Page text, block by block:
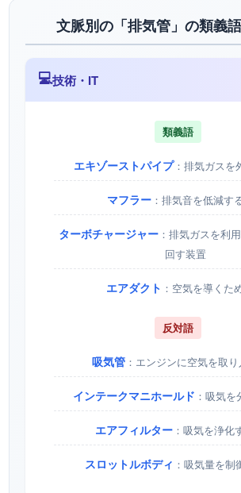
文脈別の「排気管」の類義
💻技術・IT
類義語
エキゾーストパイプ：排気ガスを
マフラー：排気音を低減す
ターボチャージャー：排気ガスを利
回す装置
エアダクト ：空気を導くた
反対語
吸気管：エンジンに空気を取
インテークマニホールド ：吸気
エアフィルター ：吸気を浄化
スロットルボディ ：吸気量を制